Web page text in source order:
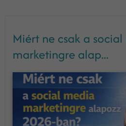
Miért ne csak a
marketingre alap...